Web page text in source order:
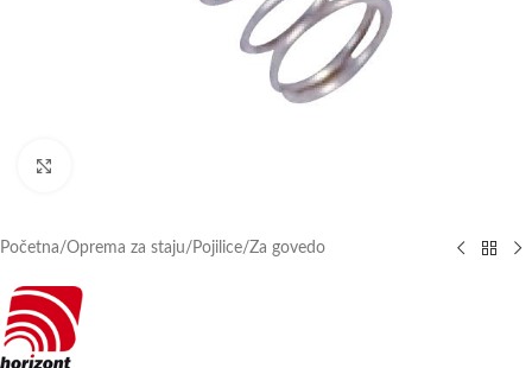
Početna/Oprema za staju/ Pojilice/Za govedo